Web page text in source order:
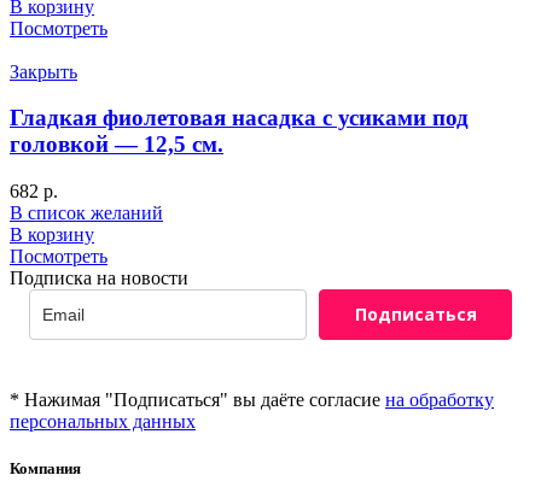
В корзину
Посмотреть
Закрыть
Гладкая фиолетовая насадка с усиками под
головкой — 12,5 см.
682 р.
В список желаний
В корзину
Посмотреть
Подписка на новости
Подписаться
* Нажимая "Подписаться" вы даёте согласие на обработку
персональных данных
Компания